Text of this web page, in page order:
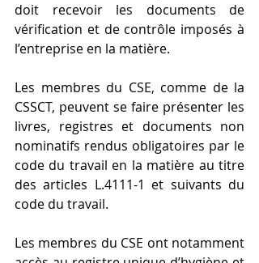
doit recevoir les documents de
vérification et de contrôle imposés à
l’entreprise en la matière.
Les membres du CSE, comme de la
CSSCT, peuvent se faire présenter les
livres, registres et documents non
nominatifs rendus obligatoires par le
code du travail en la matière au titre
des articles L.4111-1 et suivants du
code du travail.
Les membres du CSE ont notamment